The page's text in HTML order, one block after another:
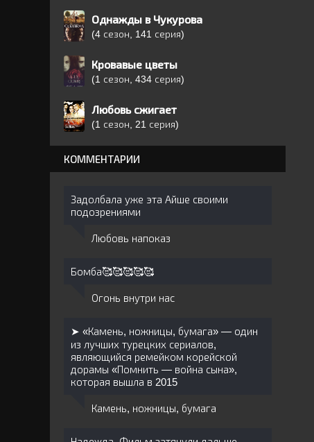
Однажды в Чукурова
(4 сезон, 141 серия)
Кровавые цветы
(1 сезон, 434 серия)
Любовь сжигает
(1 сезон, 21 серия)
КОММЕНТАРИИ
Задолбала уже эта Айше своими
подозрениями
Любовь напоказ
Бомба🥰🥰🥰🥰🥰
Огонь внутри нас
➤ «Камень, ножницы, бумага» — один
из лучших турецких сериалов,
являющийся ремейком корейской
дорамы «Помнить — война сына»,
которая вышла в 2015
Камень, ножницы, бумага